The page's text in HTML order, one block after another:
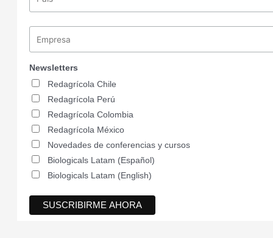
Newsletters
Redagrícola Chile
Redagrícola Perú
Redagrícola Colombia
Redagrícola México
Novedades de conferencias y cursos
Biologicals Latam (Español)
Biologicals Latam (English)